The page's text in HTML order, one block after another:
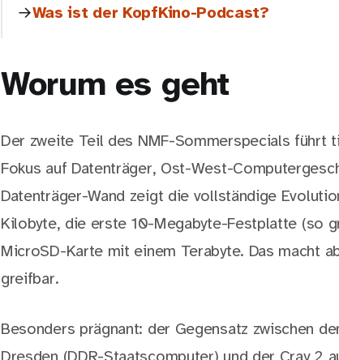
Was ist der KopfKino-Podcast?
Worum es geht
Der zweite Teil des NMF-Sommerspecials führt
Fokus auf Datenträger, Ost-West-
Datenträger-Wand zeigt die vollständige
Kilobyte, die erste 10-Megabyte-Festplatte (so
MicroSD-Karte mit einem Terabyte. Das macht
greifbar.
Besonders prägnant: der Gegensatz zwischen